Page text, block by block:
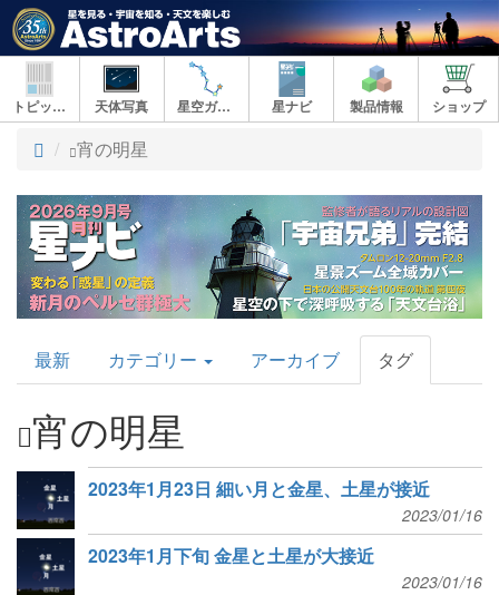
トピックス 天体写真 星空ガイド 星ナビ 製品情報 ショップ
ト
プ
宵の明星
AstroArts
Topics
最新 カテゴリー アーカイブ タグ
宵の明星
2023年1月23日 細い月と金星、土星が接近
2023/01/16
2023年1月下旬 金星と土星が大接近
2023/01/16